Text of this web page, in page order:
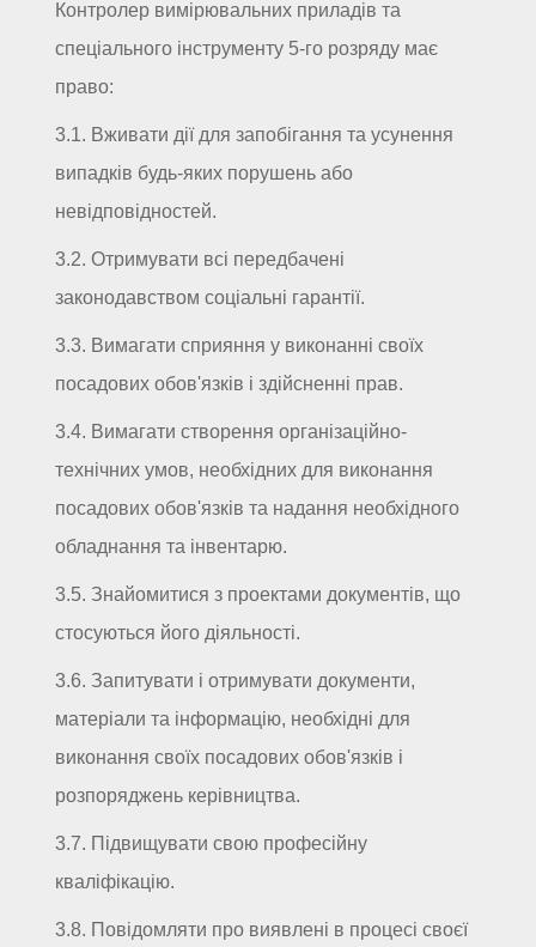
Контролер вимірювальних приладів та
спеціального інструменту 5-го розряду має
право:
3.1. Вживати дії для запобігання та усунення
випадків будь-яких порушень або
невідповідностей.
3.2. Отримувати всі передбачені
законодавством соціальні гарантії.
3.3. Вимагати сприяння у виконанні своїх
посадових обов'язків і здійсненні прав.
3.4. Вимагати створення організаційно-
технічних умов, необхідних для виконання
посадових обов'язків та надання необхідного
обладнання та інвентарю.
3.5. Знайомитися з проектами документів, що
стосуються його діяльності.
3.6. Запитувати і отримувати документи,
матеріали та інформацію, необхідні для
виконання своїх посадових обов'язків і
розпоряджень керівництва.
3.7. Підвищувати свою професійну
кваліфікацію.
3.8. Повідомляти про виявлені в процесі своєї